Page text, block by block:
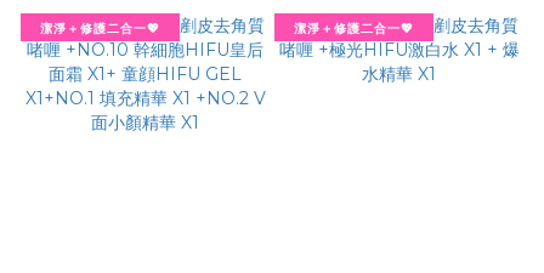
潔淨＋修護二合一💖 潔淨＋修護二合一💖